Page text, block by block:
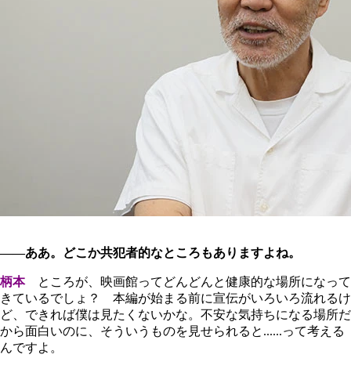
――ああ。どこか共犯者的なところもありますよね。
柄本ところが、映画館ってどんどんと健康的な場所になって
きているでしょ？ 本編が始まる前に宣伝がいろいろ流れるけ
ど、できれば僕は見たくないかな。不安な気持ちになる場所だ
から面白いのに、そういうものを見せられると......って考える
んですよ。